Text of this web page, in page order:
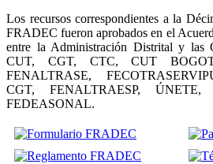
Los recursos correspondientes a la
FRADEC fueron aprobados en el
entre la Administración Distrital y las
CUT, CGT, CTC, CUT
FENALTRASE,
CGT, FENALTRAESP, ÚNETE,
FEDEASONAL.